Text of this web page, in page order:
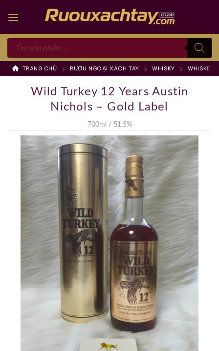
Tìm
kiếm
phẩm
TRANG CHỦ RƯỢU NGOẠI XÁCH TAY WHISKY WHISKEY
Wild Turkey 12 Years Austin
Nichols – Gold Label
700ml / 51,5%